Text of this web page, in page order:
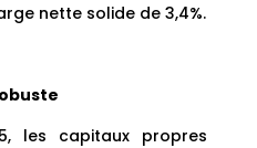
nette solide de 3,4%.
les capitaux propres